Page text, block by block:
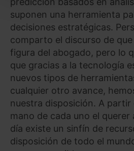
También puedesconfigurarlas
seleccionar solo aquellas que
navegador. Si no seleccionas
las que sean indispensables
Saber más acerca de las
suponen una herramienta
decisiones estratégicas.
comparto el discurso de
figura del abogado, pero lo
que gracias a la tecnología
nuevos tipos de
cualquier otro avance,
nuestra disposición. A partir
mano de cada uno el querer
día existe un sinfín de
disposición de todo el